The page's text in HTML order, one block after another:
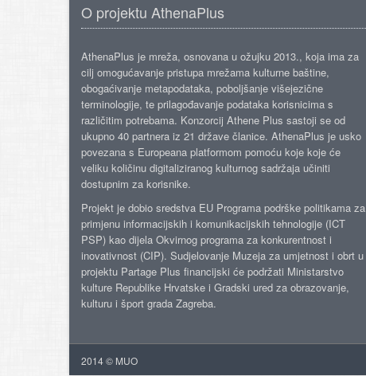
O projektu AthenaPlus
AthenaPlus je mreža, osnovana u ožujku 2013., koja ima za
cilj omogućavanje pristupa mrežama kulturne baštine,
obogaćivanje metapodataka, poboljšanje višejezične
terminologije, te prilagođavanje podataka korisnicima s
različitim potrebama. Konzorcij Athene Plus sastoji se od
ukupno 40 partnera iz 21 države članice. AthenaPlus je usko
povezana s Europeana platformom pomoću koje koje će
veliku količinu digitaliziranog kulturnog sadržaja učiniti
dostupnim za korisnike.
Projekt je dobio sredstva EU Programa podrške politikama za
primjenu informacijskih i komunikacijskih tehnologije (ICT
PSP) kao dijela Okvirnog programa za konkurentnost i
inovativnost (CIP). Sudjelovanje Muzeja za umjetnost i obrt u
projektu Partage Plus financijski će podržati Ministarstvo
kulture Republike Hrvatske i Gradski ured za obrazovanje,
kulturu i šport grada Zagreba.
2014 © MUO